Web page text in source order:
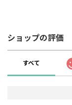
ショップの評価
すべて